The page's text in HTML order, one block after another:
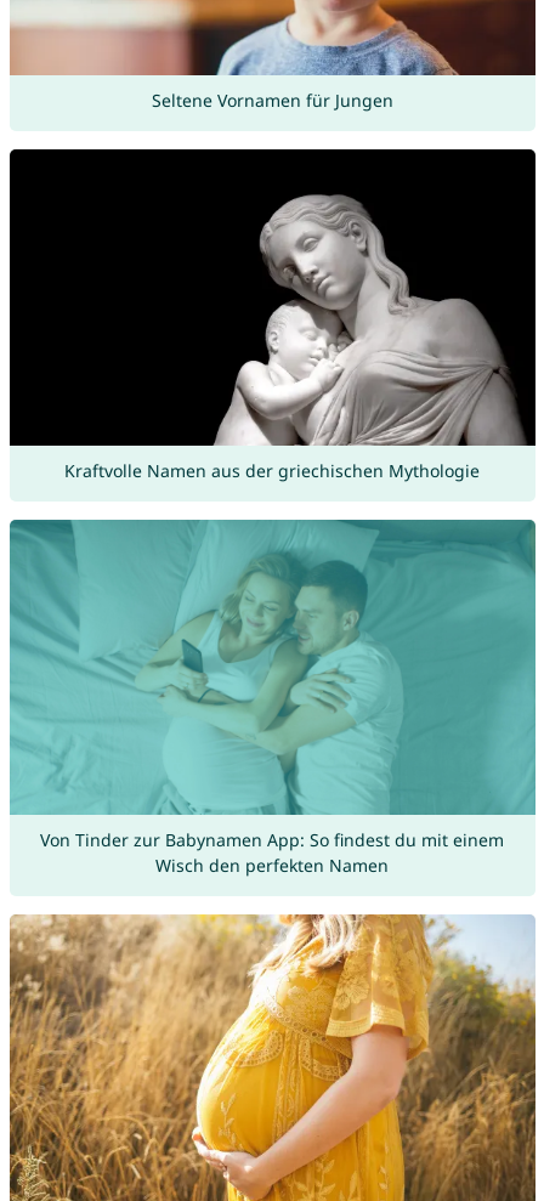
Seltene Vornamen für Jungen
Kraftvolle Namen aus der griechischen Mythologie
Von Tinder zur Babynamen App: So findest du mit einem
Wisch den perfekten Namen